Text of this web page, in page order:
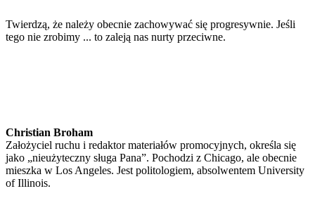
Twierdzą, że należy obecnie zachowywać się progresywnie. Jeśli
tego nie zrobimy ... to zaleją nas nurty przeciwne.
Christian Broham
Założyciel ruchu i redaktor materiałów promocyjnych, określa się
jako „nieużyteczny sługa Pana”. Pochodzi z Chicago, ale obecnie
mieszka w Los Angeles. Jest politologiem, absolwentem University
of Illinois.